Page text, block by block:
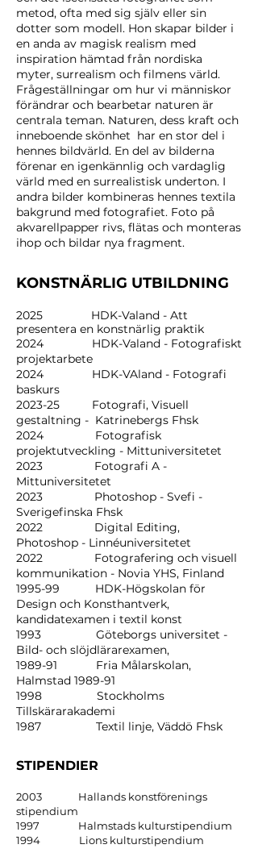
metod, ofta med sig själv eller sin
dotter som modell. Hon skapar bilder i
en anda av magisk realism med
inspiration hämtad från nordiska
myter, surrealism och filmens värld.
Frågeställningar om hur vi människor
förändrar och bearbetar naturen är
centrala teman. Naturen, dess kraft och
inneboende skönhet har en stor del i
hennes bildvärld. En del av bilderna
förenar en igenkännlig och vardaglig
värld med en surrealistisk underton. I
andra bilder kombineras hennes textila
bakgrund med fotografiet. Foto på
akvarellpapper rivs, flätas och monteras
ihop och bildar nya fragment.
KONSTNÄRLIG UTBILDNING
2025 HDK-Valand - Att
presentera en konstnärlig praktik
2024 HDK-Valand - Fotografiskt
projektarbete
2024 HDK-VAland - Fotografi
baskurs
2023-25 Fotografi, Visuell
gestaltning - Katrinebergs Fhsk
2024 Fotografisk
projektutveckling - Mittuniversitetet
2023 Fotografi A -
Mittuniversitetet
2023 Photoshop - Svefi -
Sverigefinska Fhsk
2022 Digital Editing,
Photoshop - Linnéuniversitetet
2022 Fotografering och visuell
kommunikation - Novia YHS, Finland
1995-99 HDK-Högskolan för
Design och Konsthantverk,
kandidatexamen i textil konst
1993 Göteborgs universitet -
Bild- och slöjdlärarexamen,
1989-91 Fria Målarskolan,
Halmstad 1989-91
1998 Stockholms
Tillskärarakademi
1987 Textil linje, Väddö Fhsk
STIPENDIER
2003 Hallands konstförenings
stipendium
1997 Halmstads kulturstipendium
1994 Lions kulturstipendium